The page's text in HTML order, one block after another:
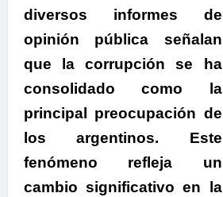
diversos informes de
opinión pública señalan
que lacorrupción se ha
consolidado como la
principal preocupación de
los argentinos. Este
fenómeno refleja un
cambio significativo en la